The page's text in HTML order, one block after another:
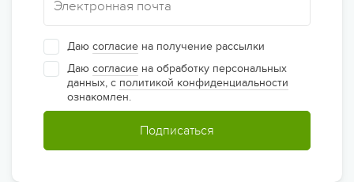
Даю согласие на получение рассылки
Даю согласие на обработку персональных
данных, с политикой конфиденциальности
ознакомлен.
Подписаться